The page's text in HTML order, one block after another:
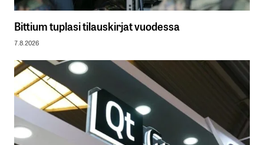
Bittium tuplasi tilauskirjat vuodessa
7.8.2026